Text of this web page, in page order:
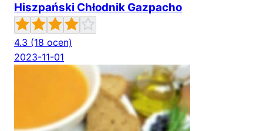
Hiszpański Chłodnik Gazpacho
4.3 (18 ocen)
2023-11-01